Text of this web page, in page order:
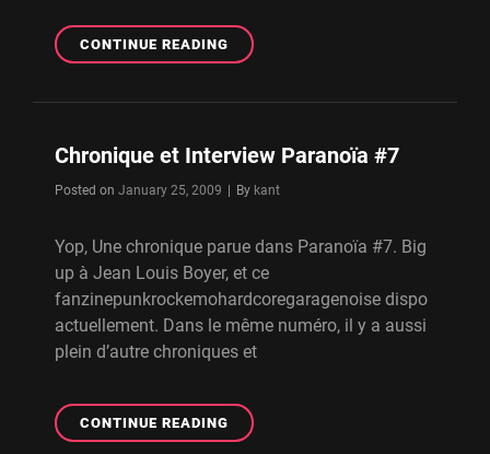
CONTINUE READINGCONCERT
//
ORLÉANS
–
Chronique et Interview Paranoïa #7
Posted on January 25, 2009 By Byline
kant
Yop, Une chronique parue dans Paranoïa #7. Big
up à Jean Louis Boyer, et ce
fanzinepunkrockemohardcoregaragenoise dispo
actuellement. Dans le même numéro, il y a aussi
plein d’autre chroniques et
CONTINUE READINGCHRONIQUE
ET